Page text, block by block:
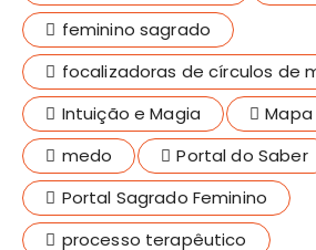
feminino sagrado
focalizadoras de círculos de
Intuição e Magia
medo
Portal do Saber
Portal Sagrado Feminino
processo terapêutico